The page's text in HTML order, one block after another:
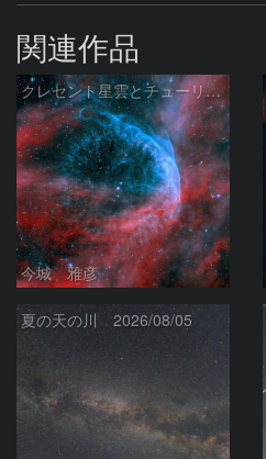
関連作品
クレセント星雲とチューリップ星雲の真ん中あたりにある星雲 NGC6883 ???
今城 雅彦
夏の天の川 2026/08/05